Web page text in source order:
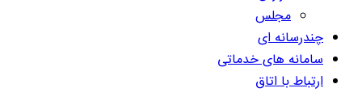
مجلس
چندرسانه ای
سامانه های خدماتی
ارتباط با اتاق